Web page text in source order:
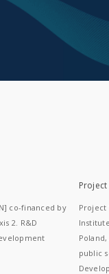
co-financed by
2. R&D
Project
Project
public